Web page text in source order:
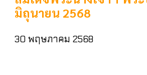
มิถุนายน 2568
30 พฤษภาคม 2568